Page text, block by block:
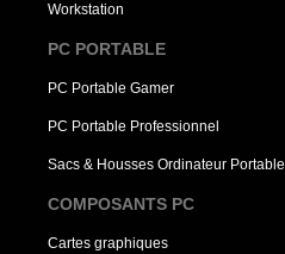
Workstation
PC PORTABLE
PC Portable Gamer
PC Portable Professionnel
Sacs & Housses Ordinateur Portable
COMPOSANTS PC
Cartes graphiques